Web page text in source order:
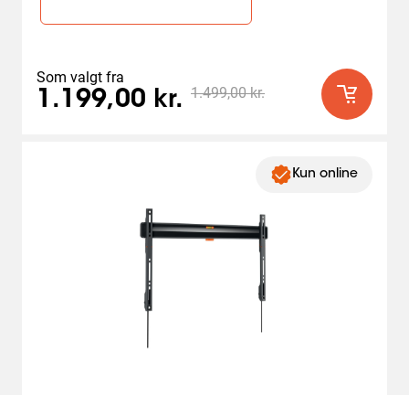
Som valgt fra
1.199,00 kr. 1.499,00 kr.
Kun online